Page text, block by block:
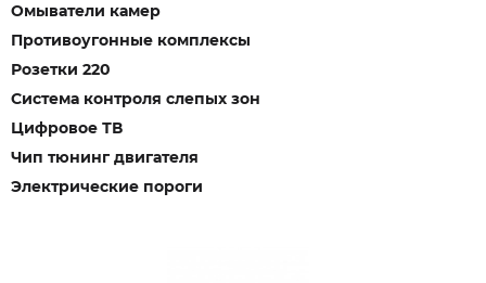
Омыватели камер
Противоугонные комплексы
Розетки 220
Система контроля слепых зон
Цифровое ТВ
Чип тюнинг двигателя
Электрические пороги